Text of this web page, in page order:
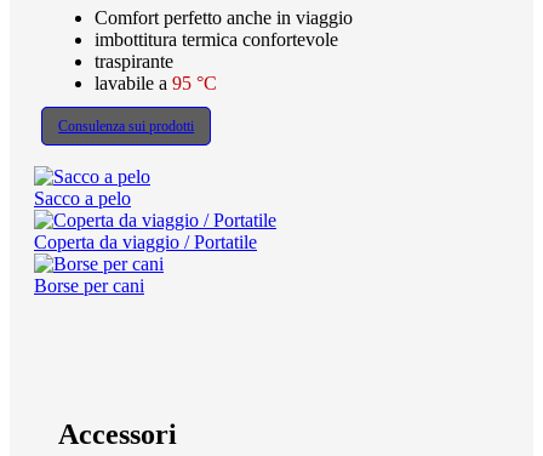
Comfort perfetto anche in viaggio
imbottitura termica confortevole
traspirante
lavabile a 95 °C
Consulenza sui prodotti
Sacco a pelo
Coperta da viaggio / Portatile
Borse per cani
Accessori